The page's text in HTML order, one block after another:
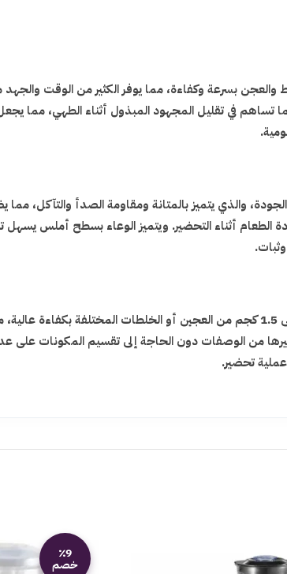
الخلط والعجن بسرعة وكفاءة، مما يوفر الكثير من
في تقليل المجهود المبذول أثناء الطهي، مما
الجودة، والذي يتميز بالمتانة ومقاومة الصدأ
الطعام أثناء التحضير. ويتميز الوعاء بسطح أملس
تم تصميم عجانة 5 لتر كولن لتتمكن من خلط وتحضير كميات تصل إلى 1.5 كجم من
من الوصفات دون الحاجة إلى تقسيم المكونات
تحضير.
٪9
خصم